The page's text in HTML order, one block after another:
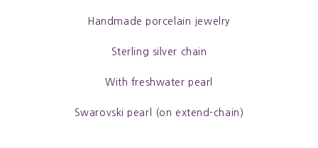
Handmade porcelain jewelry
Sterling silver chain
With freshwater pearl
Swarovski pearl (on extend-chain)